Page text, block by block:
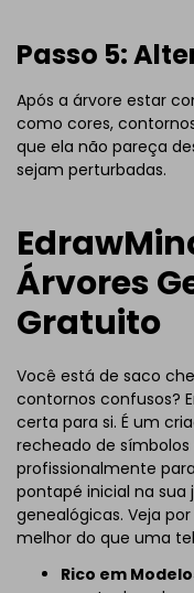
Passo 5:
Após a árvore estar
como cores,
que ela não pareça
sejam perturbadas.
Árvores
Gratuito
Você está de saco
contornos confusos?
certa para si. É um
recheado de
profissionalmente
pontapé inicial na sua
genealógicas. Veja
melhor do que uma
Rico em